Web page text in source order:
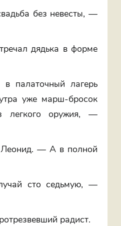
без невесты, —
дядька в форме
палаточный лагерь
уже марш-бросок
легкого оружия, —
— А в полной
сто седьмую, —
радист.